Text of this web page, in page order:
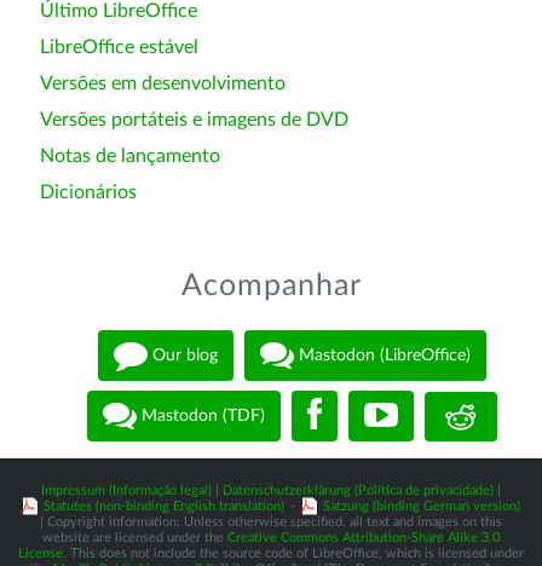
Último LibreOffice
LibreOffice estável
Versões em desenvolvimento
Versões portáteis e imagens de DVD
Notas de lançamento
Dicionários
Acompanhar
Our blog Mastodon (LibreOffice)
Mastodon (TDF)
Impressum (Informação legal) Datenschutzerklärung (Política de privacidade)
Statutes (non-binding English translation) -
Satzung (binding German version)
| Copyright information: Unless otherwise specified, all text and images on this
website are licensed under the Creative Commons Attribution-Share Alike 3.0
License . This does not include the source code of LibreOffice, which is licensed under